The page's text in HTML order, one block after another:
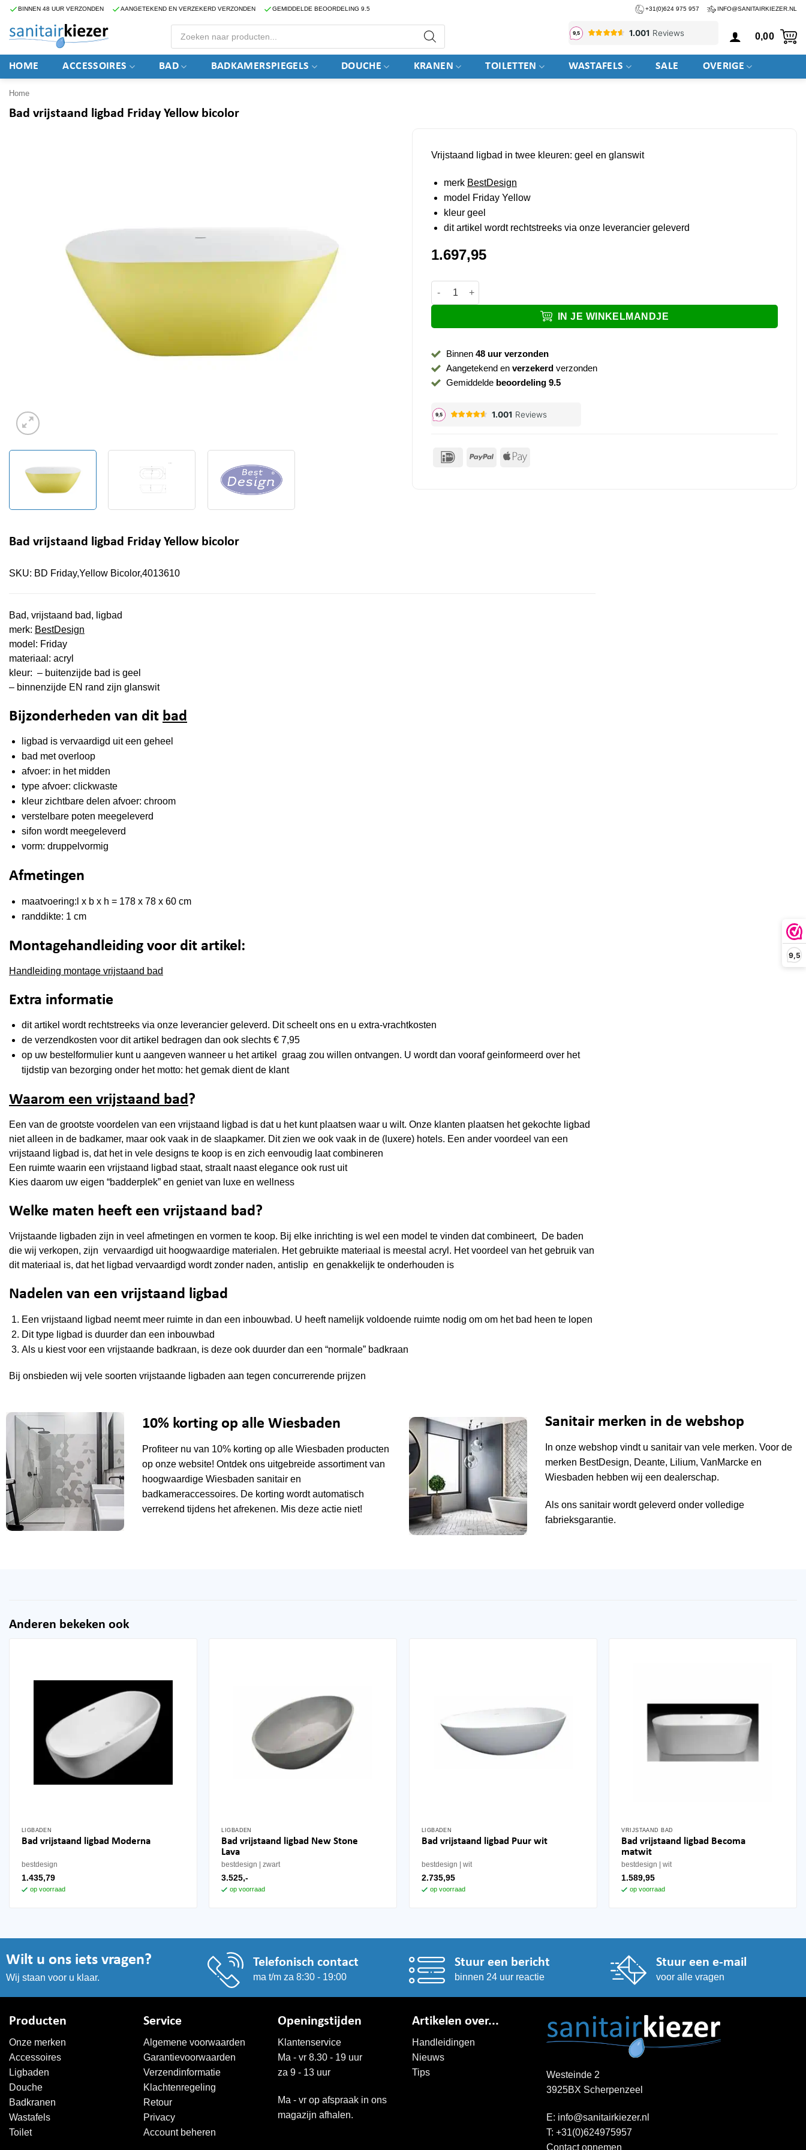
9,5
Ga
inhoud
BINNEN 48 UUR VERZONDEN AANGETEKEND EN VERZEKERD VERZONDEN GEMIDDELDE BEOORDELING 9.5 +31(0)624 975 957 INFO@SANITAIRKIEZER.NL
Producten
zoeken
0,00
HOME ACCESSOIRES BAD BADKAMERSPIEGELS DOUCHE KRANEN TOILETTEN WASTAFELS SALE OVERIGE
Home
Bad vrijstaand ligbad Friday Yellow bicolor
Vrijstaand ligbad in twee kleuren: geel en glanswit
merk BestDesign
model Friday Yellow
kleur geel
dit artikel wordt rechtstreeks via onze leverancier geleverd
1.697,95
Bad vrijstaand ligbad Friday Yellow bicolor aantal
IN JE WINKELMANDJE
Binnen48 uur verzonden
Aangetekend enverzekerd verzonden
Gemiddelde beoordeling 9.5
IDeal PayPal Apple
Bad vrijstaand ligbad Friday Yellow bicolor
SKU: BD Friday,Yellow Bicolor,4013610
Bad, vrijstaand bad, ligbad
merk: BestDesign
model: Friday
materiaal: acryl
kleur: – buitenzijde bad is geel
– binnenzijde EN rand zijn glanswit
Bijzonderheden van dit bad
ligbad is vervaardigd uit een geheel
bad met overloop
afvoer: in het midden
type afvoer: clickwaste
kleur zichtbare delen afvoer: chroom
verstelbare poten meegeleverd
sifon wordt meegeleverd
vorm: druppelvormig
Afmetingen
maatvoering:l x b x h = 178 x 78 x 60 cm
randdikte: 1 cm
Montagehandleiding voor dit artikel:
Handleiding montage vrijstaand bad
Extra informatie
dit artikel wordt rechtstreeks via onze leverancier geleverd. Dit scheelt ons en u extra-vrachtkosten
de verzendkosten voor dit artikel bedragen dan ook slechts € 7,95
op uw bestelformulier kunt u aangeven wanneer u het artikel graag zou willen ontvangen. U wordt dan vooraf geinformeerd over het
tijdstip van bezorging onder het motto: het gemak dient de klant
Waarom een vrijstaand bad?
Een van de grootste voordelen van een vrijstaand ligbad is dat u het kunt plaatsen waar u wilt. Onze klanten plaatsen het gekochte ligbad
niet alleen in de badkamer, maar ook vaak in de slaapkamer. Dit zien we ook vaak in de (luxere) hotels. Een ander voordeel van een
vrijstaand ligbad is, dat het in vele designs te koop is en zich eenvoudig laat combineren
Een ruimte waarin een vrijstaand ligbad staat, straalt naast elegance ook rust uit
Kies daarom uw eigen “badderplek” en geniet van luxe en wellness
Welke maten heeft een vrijstaand bad?
Vrijstaande ligbaden zijn in veel afmetingen en vormen te koop. Bij elke inrichting is wel een model te vinden dat combineert, De baden
die wij verkopen, zijn vervaardigd uit hoogwaardige materialen. Het gebruikte materiaal is meestal acryl. Het voordeel van het gebruik van
dit materiaal is, dat het ligbad vervaardigd wordt zonder naden, antislip en genakkelijk te onderhouden is
Nadelen van een vrijstaand ligbad
Een vrijstaand ligbad neemt meer ruimte in dan een inbouwbad. U heeft namelijk voldoende ruimte nodig om om het bad heen te lopen
Dit type ligbad is duurder dan een inbouwbad
Als u kiest voor een vrijstaande badkraan, is deze ook duurder dan een “normale” badkraan
Bij onsbieden wij vele soorten vrijstaande ligbaden aan tegen concurrerende prijzen
10% korting op alle Wiesbaden
Profiteer nu van 10% korting op alleWiesbaden producten
op onze website! Ontdek ons uitgebreide assortiment van
hoogwaardige Wiesbaden sanitair en
badkameraccessoires. De korting wordt automatisch
verrekend tijdens het afrekenen. Mis deze actie niet!
Sanitair merken in de webshop
In onze webshop vindt u sanitair van vele merken. Voor de
merken BestDesign, Deante, Lilium,VanMarcke en
Wiesbaden hebben wij een dealerschap.
Als ons sanitair wordt geleverd onder volledige
fabrieksgarantie.
Anderen bekeken ook
LIGBADEN
Bad vrijstaand ligbad Moderna
bestdesign
1.435,79
op voorraad
LIGBADEN
Bad vrijstaand ligbad New Stone
Lava
bestdesign zwart
3.525,-
op voorraad
LIGBADEN
Bad vrijstaand ligbad Puur wit
bestdesign wit
2.735,95
op voorraad
VRIJSTAAND BAD
Bad vrijstaand ligbad Becoma
matwit
bestdesign wit
1.589,95
op voorraad
Wilt u ons iets vragen?
Wij staan voor u klaar.
Telefonisch contact
ma t/m za 8:30 - 19:00
Stuur een bericht
binnen 24 uur reactie
Stuur een e-mail
voor alle vragen
Producten
Onze merken
Accessoires
Ligbaden
Douche
Badkranen
Wastafels
Toilet
Service
Algemene voorwaarden
Garantievoorwaarden
Verzendinformatie
Klachtenregeling
Retour
Privacy
Account beheren
Openingstijden
Klantenservice
Ma - vr 8.30 - 19 uur
za 9 - 13 uur
Ma - vr op afspraak in ons
magazijn afhalen.
Artikelen over...
Handleidingen
Nieuws
Tips
Westeinde 2
3925BX Scherpenzeel
E: info@sanitairkiezer.nl
T: +31(0)624975957
Contact opnemen